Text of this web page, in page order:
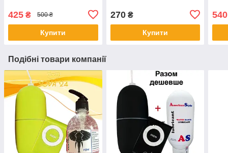
425 ₴ 500 ₴
Купити
270₴
Купити
540
Подібні товари компанії